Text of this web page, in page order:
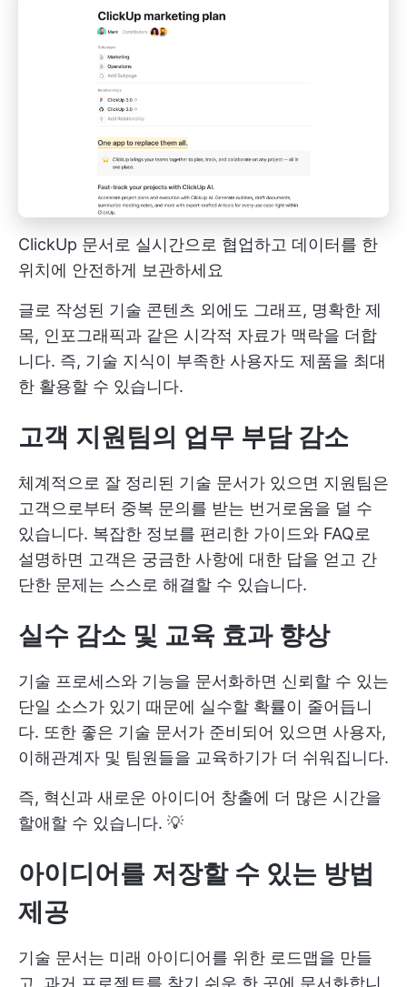
ClickUp 문서로 실시간으로 협업하고 데이터를 한
위치에 안전하게 보관하세요
글로 작성된 기술 콘텐츠 외에도 그래프, 명확한 제
목, 인포그래픽과 같은 시각적 자료가 맥락을 더합
니다. 즉, 기술 지식이 부족한 사용자도 제품을 최대
한 활용할 수 있습니다.
고객 지원팀의 업무 부담 감소
체계적으로 잘 정리된 기술 문서가 있으면 지원팀은
고객으로부터 중복 문의를 받는 번거로움을 덜 수
있습니다. 복잡한 정보를 편리한 가이드와 FAQ로
설명하면 고객은 궁금한 사항에 대한 답을 얻고 간
단한 문제는 스스로 해결할 수 있습니다.
실수 감소 및 교육 효과 향상
기술 프로세스와 기능을 문서화하면 신뢰할 수 있는
단일 소스가 있기 때문에 실수할 확률이 줄어듭니
다. 또한 좋은 기술 문서가 준비되어 있으면 사용자,
이해관계자 및 팀원들을 교육하기가 더 쉬워집니다.
즉, 혁신과 새로운 아이디어 창출에 더 많은 시간을
할애할 수 있습니다. 💡
아이디어를 저장할 수 있는 방법
제공
기술 문서는 미래 아이디어를 위한 로드맵을 만들
고, 과거 프로젝트를 찾기 쉬운 한 곳에 문서화합니